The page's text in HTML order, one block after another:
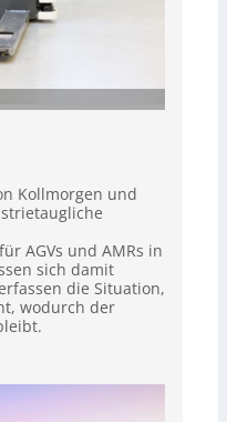
Kollmorgen und
AGVs und AMRs in
sich damit
die Situation,
wodurch der